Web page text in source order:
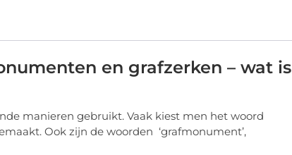
en grafzerken – wat is
manieren gebruikt. Vaak kiest men het woord
Ook zijn de woorden ‘grafmonument’,